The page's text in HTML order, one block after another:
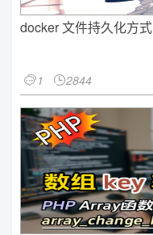
docker 文件持久化方式
1 2844